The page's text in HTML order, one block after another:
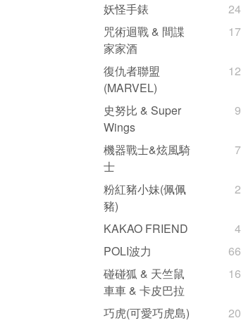
妖怪手錶
24
咒術迴戰 & 間諜
家家酒
17
復仇者聯盟
(MARVEL)
12
史努比 & Super
Wings
9
機器戰士&炫風騎
士
7
粉紅豬小妹(佩佩
豬)
2
KAKAO FRIEND
4
POLI波力
66
碰碰狐 & 天竺鼠
車車 & 卡皮巴拉
16
巧虎(可愛巧虎島)
20